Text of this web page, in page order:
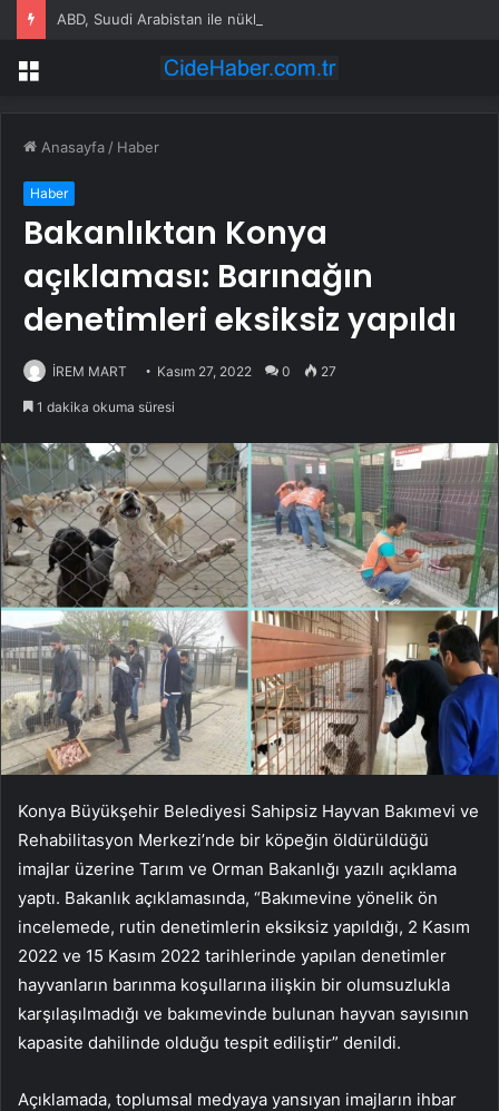
Menü
Anasayfa / Haber
Haber
Bakanlıktan Konya
açıklaması: Barınağın
denetimleri eksiksiz yapıldı
İREM MART Kasım 27, 2022 0 27
1 dakika okuma süresi
Konya Büyükşehir Belediyesi Sahipsiz Hayvan Bakımevi ve
Rehabilitasyon Merkezi’nde bir köpeğin öldürüldüğü
imajlar üzerine Tarım ve Orman Bakanlığı yazılı açıklama
yaptı. Bakanlık açıklamasında, “Bakımevine yönelik ön
incelemede, rutin denetimlerin eksiksiz yapıldığı, 2 Kasım
2022 ve 15 Kasım 2022 tarihlerinde yapılan denetimler
hayvanların barınma koşullarına ilişkin bir olumsuzlukla
karşılaşılmadığı ve bakımevinde bulunan hayvan sayısının
kapasite dahilinde olduğu tespit ediliştir” denildi.
Açıklamada, toplumsal medyaya yansıyan imajların ihbar